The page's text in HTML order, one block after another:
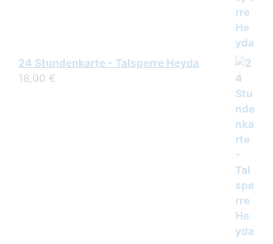
24 Stundenkarte - Talsperre Heyda
18,00 €